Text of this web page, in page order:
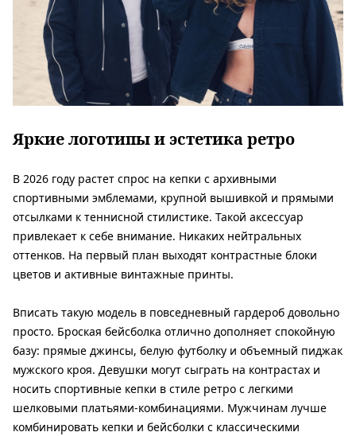
Яркие логотипы и эстетика ретро
В 2026 году растет спрос на кепки с архивными
спортивными эмблемами, крупной вышивкой и прямыми
отсылками к теннисной стилистике. Такой аксессуар
привлекает к себе внимание. Никаких нейтральных
оттенков. На первый план выходят контрастные блоки
цветов и активные винтажные принты.
Вписать такую модель в повседневный гардероб довольно
просто. Броская бейсболка отлично дополняет спокойную
базу: прямые джинсы, белую футболку и объемный пиджак
мужского кроя. Девушки могут сыграть на контрастах и
носить спортивные кепки в стиле ретро с легкими
шелковыми платьями-комбинациями. Мужчинам лучше
комбинировать кепки и бейсболки с классическими